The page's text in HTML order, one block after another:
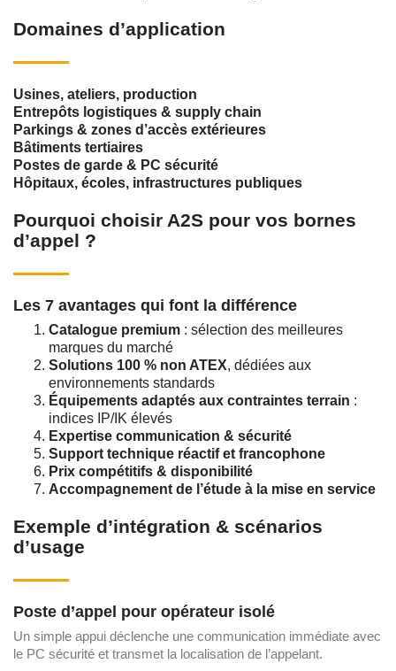
Domaines d’application
Usines, ateliers, production
Entrepôts logistiques & supply chain
Parkings & zones d’accès extérieures
Bâtiments tertiaires
Postes de garde & PC sécurité
Hôpitaux, écoles, infrastructures publiques
Pourquoi choisir A2S pour vos bornes
d’appel ?
Les 7 avantages qui font la différence
Catalogue premium : sélection des meilleures
marques du marché
Solutions 100 % non ATEX, dédiées aux
environnements standards
Équipements adaptés aux contraintes terrain :
indices IP/IK élevés
Expertise communication & sécurité
Support technique réactif et francophone
Prix compétitifs & disponibilité
Accompagnement de l’étude à la mise en service
Exemple d’intégration & scénarios
d’usage
Poste d’appel pour opérateur isolé
Un simple appui déclenche une communication immédiate avec
le PC sécurité et transmet la localisation de l’appelant.